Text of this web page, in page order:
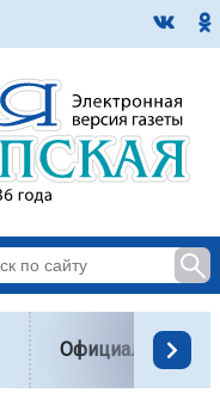
Официально